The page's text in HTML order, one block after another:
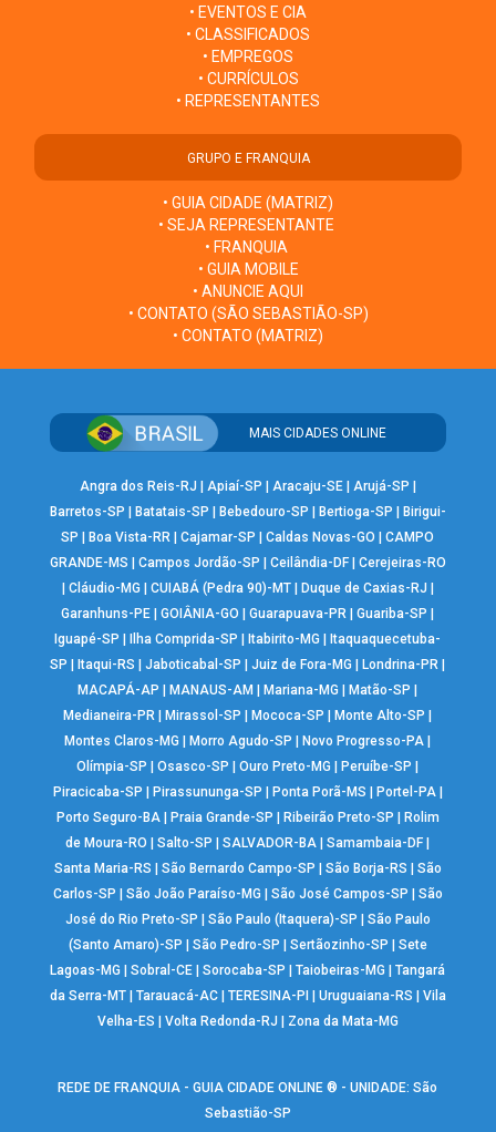
• EVENTOS E CIA
• CLASSIFICADOS
• EMPREGOS
• CURRÍCULOS
• REPRESENTANTES
GRUPO E FRANQUIA
• GUIA CIDADE (MATRIZ)
• SEJA REPRESENTANTE
• FRANQUIA
• GUIA MOBILE
• ANUNCIE AQUI
• CONTATO (SÃO SEBASTIÃO-SP)
• CONTATO (MATRIZ)
MAIS CIDADES ONLINE
Angra dos Reis-RJ | Apiaí-SP | Aracaju-SE| Arujá-SP |
Barretos-SP | Batatais-SP | Bebedouro-SP | Bertioga-SP | Birigui-
SP |Boa Vista-RR |Cajamar-SP |Caldas Novas-GO |CAMPO
GRANDE-MS | Campos Jordão-SP | Ceilândia-DF| Cerejeiras-RO
| Cláudio-MG | CUIABÁ (Pedra 90)-MT| Duque de Caxias-RJ |
Garanhuns-PE |GOIÂNIA-GO |Guarapuava-PR |Guariba-SP |
Iguapé-SP |Ilha Comprida-SP |Itabirito-MG |Itaquaquecetuba-
SP |Itaqui-RS |Jaboticabal-SP |Juiz de Fora-MG |Londrina-PR |
MACAPÁ-AP |MANAUS-AM |Mariana-MG |Matão-SP |
Medianeira-PR |Mirassol-SP |Mococa-SP |Monte Alto-SP |
Montes Claros-MG |Morro Agudo-SP |Novo Progresso-PA |
Olímpia-SP |Osasco-SP |Ouro Preto-MG |Peruíbe-SP |
Piracicaba-SP | Pirassununga-SP | Ponta Porã-MS | Portel-PA|
Porto Seguro-BA| Praia Grande-SP | Ribeirão Preto-SP | Rolim
de Moura-RO |Salto-SP |SALVADOR-BA |Samambaia-DF |
Santa Maria-RS | São Bernardo Campo-SP | São Borja-RS | São
Carlos-SP | São João Paraíso-MG | São José Campos-SP | São
José do Rio Preto-SP | São Paulo (Itaquera)-SP | São Paulo
(Santo Amaro)-SP | São Pedro-SP | Sertãozinho-SP | Sete
Lagoas-MG |Sobral-CE |Sorocaba-SP |Taiobeiras-MG |Tangará
da Serra-MT| Tarauacá-AC| TERESINA-PI | Uruguaiana-RS | Vila
Velha-ES | Volta Redonda-RJ | Zona da Mata-MG
REDE DE FRANQUIA - GUIA CIDADE ONLINE ® - UNIDADE: São
Sebastião-SP